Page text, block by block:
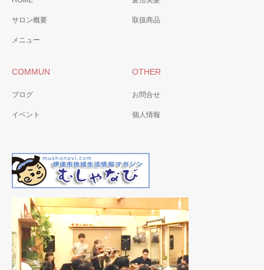
サロン概要
メニュー
取扱商品
COMMUN
ブログ
イベント
OTHER
お問合せ
個人情報